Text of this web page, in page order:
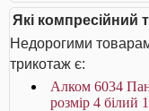
Які компресійний
Недорогими
трикотаж є:
Алком 6034
розмір 4 білий